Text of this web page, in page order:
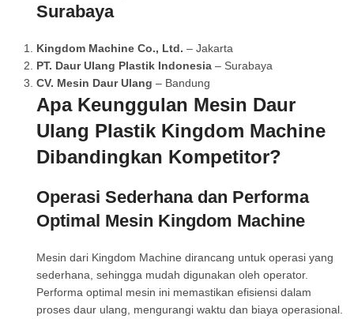
Surabaya
Kingdom Machine Co., Ltd. – Jakarta
PT. Daur Ulang Plastik Indonesia – Surabaya
CV. Mesin Daur Ulang – Bandung
Apa Keunggulan Mesin Daur
Ulang Plastik Kingdom Machine
Dibandingkan Kompetitor?
Operasi Sederhana dan Performa
Optimal Mesin Kingdom Machine
Mesin dari Kingdom Machine dirancang untuk operasi yang
sederhana, sehingga mudah digunakan oleh operator.
Performa optimal mesin ini memastikan efisiensi dalam
proses daur ulang, mengurangi waktu dan biaya operasional.